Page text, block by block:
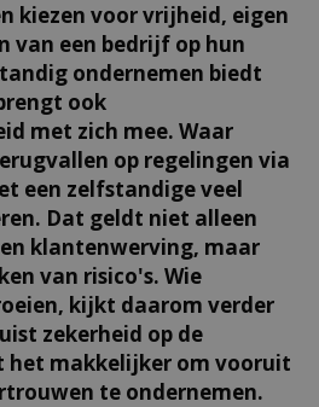
kiezen voor vrijheid, eigen
van een bedrijf op hun
ondernemen biedt
ook
met zich mee. Waar
op regelingen via
een zelfstandige veel
Dat geldt niet alleen
klantenwerving, maar
van risico's. Wie
kijkt daarom verder
zekerheid op de
het makkelijker om vooruit
te ondernemen.